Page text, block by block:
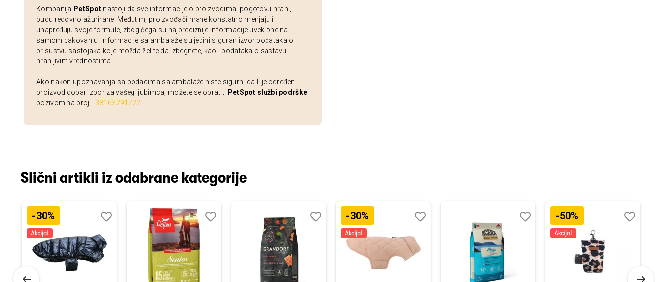
Kompanija PetSpot nastoji da sve informacije o proizvodima, pogotovu hrani,
budu redovno ažurirane. Međutim, proizvođači hrane konstatno menjaju i
unapređuju svoje formule, zbog čega su najpreciznije informacije uvek one na
samom pakovanju. Informacije sa ambalaže su jedini siguran izvor podataka o
prisustvu sastojaka koje možda želite da izbegnete, kao i podataka o sastavu i
hranljivim vrednostima.
Ako nakon upoznavanja sa podacima sa ambalaže niste sigurni da li je određeni
proizvod dobar izbor za vašeg ljubimca, možete se obratiti PetSpot službi podrške
pozivom na broj +38163291722
Slični artikli iz odabrane kategorije
-30%
u
listu
želja
-30%
u
listu
želja
-50%